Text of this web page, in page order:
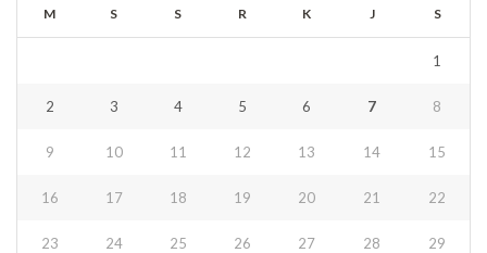
M S S R K J S
1
2 3 4 5 6 7 8
9 10 11 12 13 14 15
16 17 18 19 20 21 22
23 24 25 26 27 28 29